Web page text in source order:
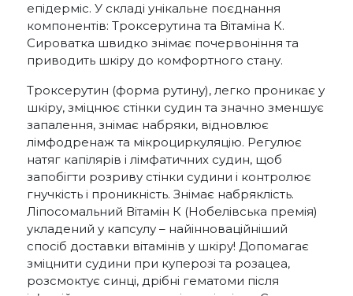
епідерміс. У складі унікальне поєднання
компонентів: Троксерутина та Вітаміна К.
Сироватка швидко знімає почервоніння та
приводить шкіру до комфортного стану.
Троксерутин (форма рутину), легко проникає у
шкіру, зміцнює стінки судин та значно зменшує
запалення, знімає набряки, відновлює
лімфодренаж та мікроциркуляцію. Регулює
натяг капілярів і лімфатичних судин, щоб
запобігти розриву стінки судини і контролює
гнучкість і проникність. Знімає набряклість.
Ліпосомальний Вітамін К (Нобелівська премія)
укладений у капсулу – найінноваційніший
спосіб доставки вітамінів у шкіру! Допомагає
зміцнити судини при куперозі та розацеа,
розсмоктує синці, дрібні гематоми після